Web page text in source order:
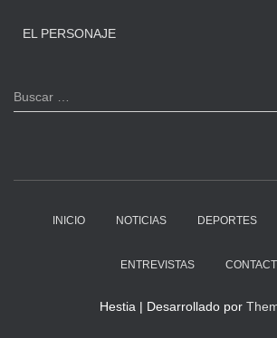
EL PERSONAJE
B
u
Buscar …
INICIO NOTICIAS DEPORTES
ENTREVISTAS
Hestia | Desarrollado por